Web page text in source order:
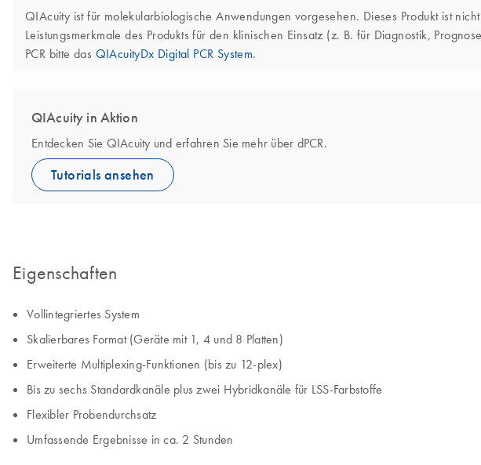
QIAcuity ist für molekularbiologische Anwendungen vorgesehen. Dieses Produkt ist
Leistungsmerkmale des Produkts für den klinischen Einsatz (z. B. für Diagnostik,
PCR bitte das QIAcuityDx Digital PCR System.
QIAcuity in Aktion
Entdecken Sie QIAcuity und erfahren Sie mehr über dPCR.
Tutorials ansehen
Eigenschaften
Vollintegriertes System
Skalierbares Format (Geräte mit 1, 4 und 8 Platten)
Erweiterte Multiplexing-Funktionen (bis zu 12-plex)
Bis zu sechs Standardkanäle plus zwei Hybridkanäle für LSS-Farbstoffe
Flexibler Probendurchsatz
Umfassende Ergebnisse in ca. 2 Stunden